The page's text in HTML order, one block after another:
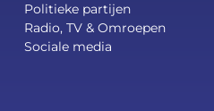
Politieke partijen
Radio, TV & Omroepen
Sociale media